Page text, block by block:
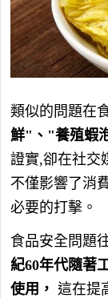
類似的問題在
鮮"、"養殖蝦
證實,卻在社交
不僅影響了消
必要的打擊。
食品安全問題
紀60年代隨著
使用， 這在提